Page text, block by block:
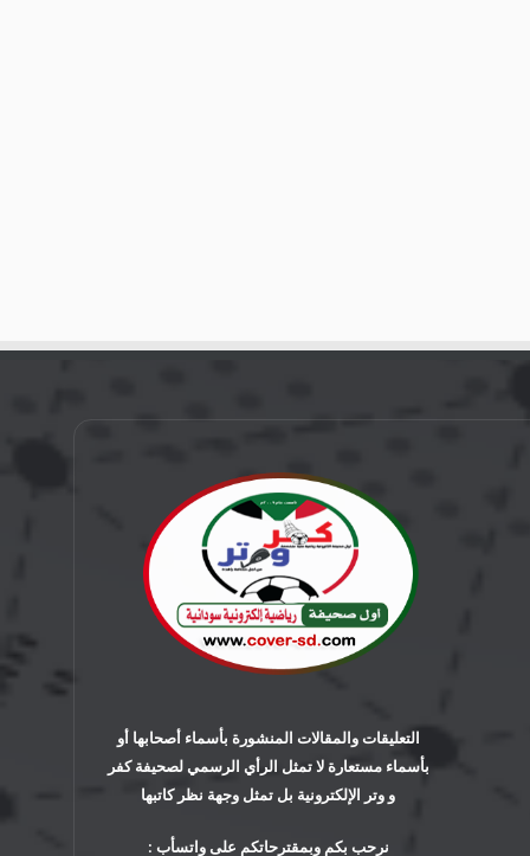
التعليقات والمقالات المنشورة بأسماء أصحابها أو
بأسماء مستعارة لا تمثل الرأي الرسمي لصحيفة كفر
و وتر الإلكترونية بل تمثل وجهة نظر كاتبها
نرحب بكم وبمقترحاتكم على واتسأب :